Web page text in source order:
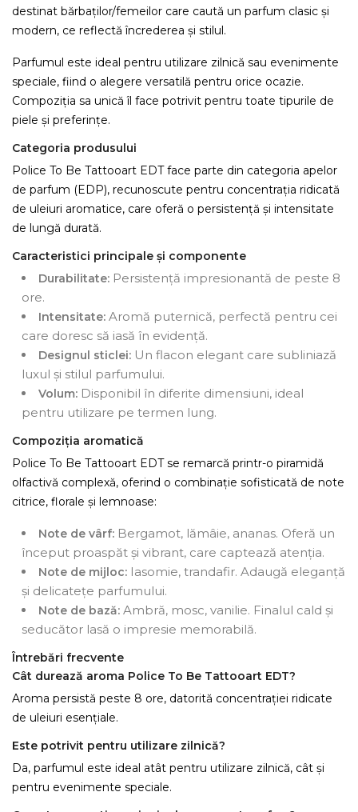
destinat bărbaților/femeilor care caută un parfum clasic și
modern, ce reflectă încrederea și stilul.
Parfumul este ideal pentru utilizare zilnică sau evenimente
speciale, fiind o alegere versatilă pentru orice ocazie.
Compoziția sa unică îl face potrivit pentru toate tipurile de
piele și preferințe.
Categoria produsului
Police To Be Tattooart EDT face parte din categoria apelor
de parfum (EDP), recunoscute pentru concentrația ridicată
de uleiuri aromatice, care oferă o persistență și intensitate
de lungă durată.
Caracteristici principale și componente
Durabilitate: Persistență impresionantă de peste 8
ore.
Intensitate: Aromă puternică, perfectă pentru cei
care doresc să iasă în evidență.
Designul sticlei: Un flacon elegant care subliniază
luxul și stilul parfumului.
Volum: Disponibil în diferite dimensiuni, ideal
pentru utilizare pe termen lung.
Compoziția aromatică
Police To Be Tattooart EDT se remarcă printr-o piramidă
olfactivă complexă, oferind o combinație sofisticată de note
citrice, florale și lemnoase:
Note de vârf: Bergamot, lămâie, ananas. Oferă un
început proaspăt și vibrant, care captează atenția.
Note de mijloc: Iasomie, trandafir. Adaugă eleganță
și delicatețe parfumului.
Note de bază: Ambră, mosc, vanilie. Finalul cald și
seducător lasă o impresie memorabilă.
Întrebări frecvente
Cât durează aroma Police To Be Tattooart EDT?
Aroma persistă peste 8 ore, datorită concentrației ridicate
de uleiuri esențiale.
Este potrivit pentru utilizare zilnică?
Da, parfumul este ideal atât pentru utilizare zilnică, cât și
pentru evenimente speciale.